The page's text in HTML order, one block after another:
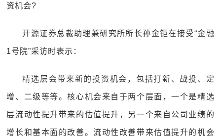
资机会?
开源证券总裁助理兼研究所所长孙金钜在接受“金融
1号院”采访时表示：
精选层会带来新的投资机会，包括打新、战投、定
增、二级等等。核心机会来自于两个层面，一个是精选
层流动性提升带来的估值提升，另一个来自公司业绩的
增长和基本面的改善。流动性改善带来估值提升的机会